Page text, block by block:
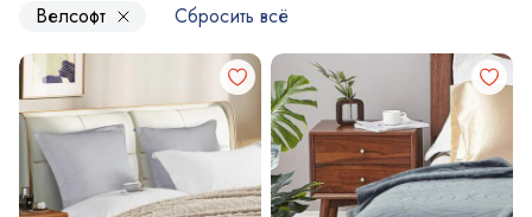
Велсофт Сбросить всё